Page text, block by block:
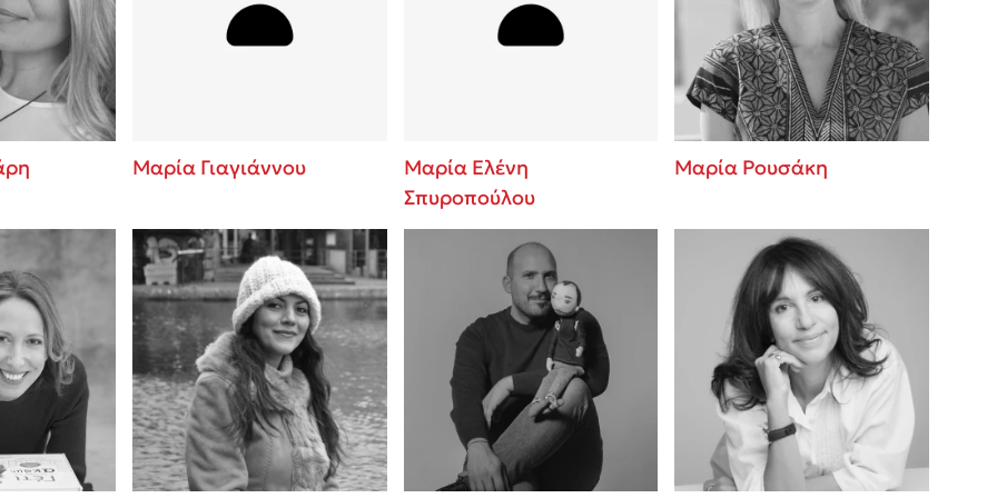
Baccalario
Εύκολη συνταγή για chicken BBQ pizza
παύση σε μετωπική σύγκρουση με τη
δική τους για εκτόνωση
τεστ και ανακάλυψε την τάση σου!
Μαρία Γιαγιάννου
Μαρία Ελένη
Σπυροπούλου
Μαρία Ρουσάκη